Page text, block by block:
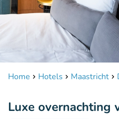
Home Hotels Maastricht
Luxe overnachting